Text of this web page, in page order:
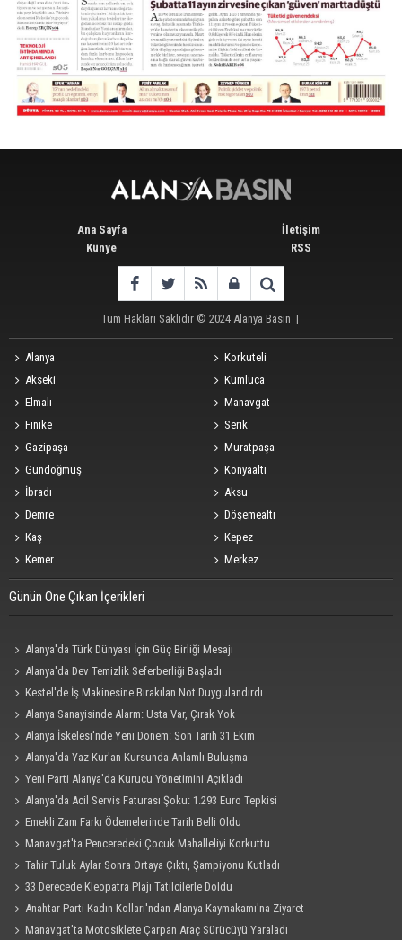
Ana Sayfa
Künye
İletişim
RSS
Tüm Hakları Saklıdır © 2024 Alanya Basın |
Alanya
Akseki
Elmalı
Finike
Gazipaşa
Gündoğmuş
İbradı
Demre
Kaş
Kemer
Korkuteli
Kumluca
Manavgat
Serik
Muratpaşa
Konyaaltı
Aksu
Döşemealtı
Kepez
Merkez
Günün Öne Çıkan İçerikleri
Alanya'da Türk Dünyası İçin Güç Birliği Mesajı
Alanya'da Dev Temizlik Seferberliği Başladı
Kestel'de İş Makinesine Bırakılan Not Duygulandırdı
Alanya Sanayisinde Alarm: Usta Var, Çırak Yok
Alanya İskelesi'nde Yeni Dönem: Son Tarih 31 Ekim
Alanya'da Yaz Kur'an Kursunda Anlamlı Buluşma
Yeni Parti Alanya'da Kurucu Yönetimini Açıkladı
Alanya'da Acil Servis Faturası Şoku: 1.293 Euro Tepkisi
Emekli Zam Farkı Ödemelerinde Tarih Belli Oldu
Manavgat'ta Penceredeki Çocuk Mahalleliyi Korkuttu
Tahir Tuluk Aylar Sonra Ortaya Çıktı, Şampiyonu Kutladı
33 Derecede Kleopatra Plajı Tatilcilerle Doldu
Anahtar Parti Kadın Kolları'ndan Alanya Kaymakamı'na Ziyaret
Manavgat'ta Motosiklete Çarpan Araç Sürücüyü Yaraladı